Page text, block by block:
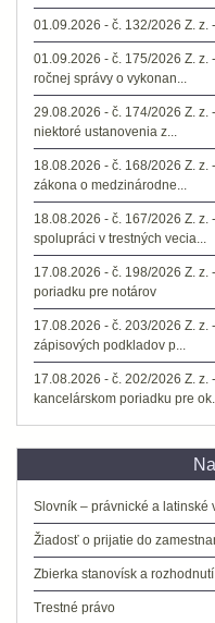
01.09.2026 - č. 132/2026 Z.
01.09.2026 - č. 175/2026 Z.
ročnej správy o vykonan...
29.08.2026 - č. 174/2026 Z. z.
niektoré ustanovenia z...
18.08.2026 - č. 168/2026 Z.
zákona o medzinárodne...
18.08.2026 - č. 167/2026 Z.
spolupráci v trestných vecia...
17.08.2026 - č. 198/2026 Z.
poriadku pre notárov
17.08.2026 - č. 203/2026 Z.
zápisových podkladov p...
17.08.2026 - č. 202/2026 Z.
kancelárskom poriadku pre
Slovník – právnické a latinské
Žiadosť o prijatie do
Zbierka stanovísk a
Trestné právo